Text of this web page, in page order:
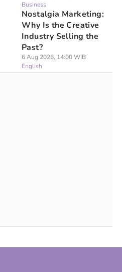
Business
Nostalgia Marketing:
Why Is the Creative
Industry Selling the
Past?
6 Aug 2026, 14:00 WIB
English